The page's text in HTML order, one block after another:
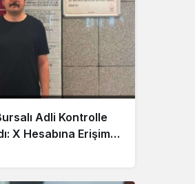
Adli Kontrolle
X Hesabına Erişim